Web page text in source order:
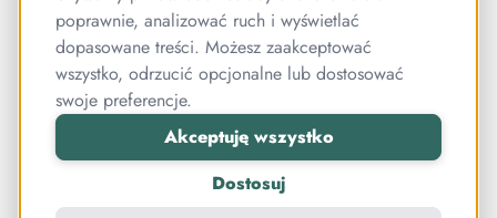
Zalecane wymiary grafik w Publigo
Często pytacie nas o zalecany wymiary grafik,
które można wgrać do Publigo. Postanowiliśmy
więc przyjrzeć się temu zagadnieniu i
zaktualizować informacje, aby odpowiadały
obecnym standardom rozdzielczości i miały
poprawnie, analizować ruch i wyświetlać
dopasowane treści. Możesz zaakceptować
wszystko, odrzucić opcjonalne lub dostosować
swoje preferencje.
Akceptuję wszystko
Dostosuj